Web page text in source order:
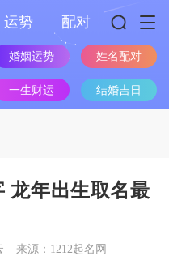
运势 配对
婚姻运势 姓名配对
一生财运 结婚吉日
龙年出生取名最
来源：1212起名网